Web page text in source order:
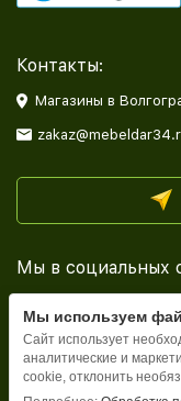
Контакты:
Магазины в
Мы в социальных
Каталог
Мы используем
Сайт использует
аналитические и
cookie, отклонить